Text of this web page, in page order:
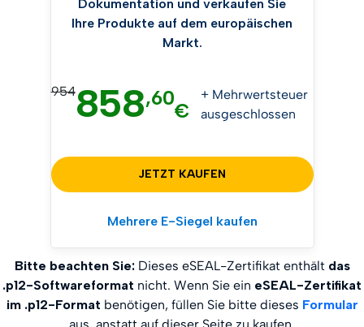
Dokumentation und verkaufen Sie
Ihre Produkte auf dem europäischen
Markt.
954858,60
€
+ Mehrwertsteuer
ausgeschlossen
JETZT KAUFEN
Mehrere E-Siegel kaufen
Bitte beachten Sie:Dieses eSEAL-Zertifikat enthält das
.p12-Softwareformat nicht. Wenn Sie ein eSEAL-Zertifikat
im .p12-Format benötigen, füllen Sie bitte dieses Formular